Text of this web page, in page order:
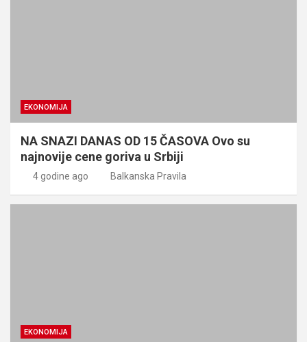
EKONOMIJA
NA SNAZI DANAS OD 15 ČASOVA Ovo su
najnovije cene goriva u Srbiji
4 godine ago Balkanska Pravila
EKONOMIJA